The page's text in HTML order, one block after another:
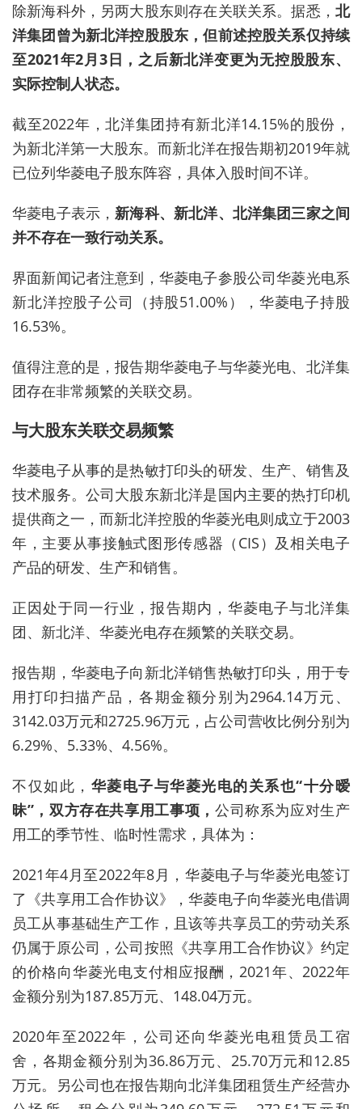
除新海科外，另两大股东则存在关联关系。据悉， 北
洋集团曾为新北洋控股股东，但前述控股关系仅持续
至2021年2月3日，之后新北洋变更为无控股股东、
实际控制人状态。
截至2022年，北洋集团持有新北洋14.15%的股份，
为新北洋第一大股东。而新北洋在报告期初2019年就
已位列华菱电子股东阵容，具体入股时间不详。
华菱电子表示，新海科、新北洋、北洋集团三家之间
并不存在一致行动关系。
界面新闻记者注意到，华菱电子参股公司华菱光电系
新北洋控股子公司（持股51.00%），华菱电子持股
16.53%。
值得注意的是，报告期华菱电子与华菱光电、北洋集
团存在非常频繁的关联交易。
与大股东关联交易频繁
华菱电子从事的是热敏打印头的研发、生产、销售及
技术服务。公司大股东新北洋是国内主要的热打印机
提供商之一，而新北洋控股的华菱光电则成立于2003
年，主要从事接触式图形传感器（CIS）及相关电子
产品的研发、生产和销售。
正因处于同一行业 ，报告期内 ， 华菱电子与北洋集
团、新北洋、华菱光电存在频繁的关联交易。
报告期， 华菱电子向 新北洋销售热敏打印头，用于专
用打印扫描产品，各期金额分别为2964.14万元、
3142.03万元和2725.96万元，占公司营收比例分别为
6.29%、5.33%、4.56%。
不仅如此， 华菱电子与华菱光电的关系也“十分暧
昧”，双方存在共享用工事项， 公司称系为应对生产
用工的季节性、临时性需求，具体为：
2021年4月至2022年8月，华菱电子与华菱光电签订
了《共享用工合作协议》，华菱电子向华菱光电借调
员工从事基础生产工作，且该等共享员工的劳动关系
仍属于原公司，公司按照《共享用工合作协议》约定
的价格向华菱光电支付相应报酬，2021年、2022年
金额分别为187.85万元、148.04万元。
2020年至2022年，公司还向华菱光电租赁员工宿
舍，各期金额分别为36.86万元、25.70万元和12.85
万元。另公司也在报告期向北洋集团租赁生产经营办